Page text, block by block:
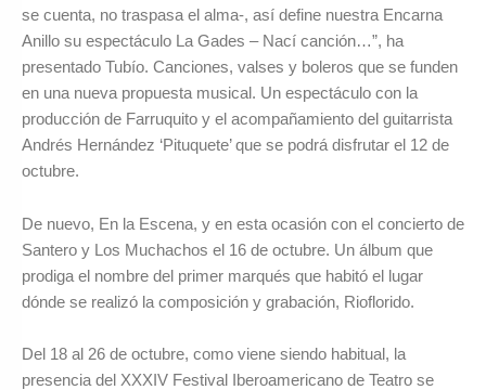
se cuenta, no traspasa el alma-, así define nuestra Encarna
Anillo su espectáculo La Gades – Nací canción…”, ha
presentado Tubío. Canciones, valses y boleros que se funden
en una nueva propuesta musical. Un espectáculo con la
producción de Farruquito y el acompañamiento del guitarrista
Andrés Hernández ‘Pituquete’ que se podrá disfrutar el 12 de
octubre.
De nuevo, En la Escena, y en esta ocasión con el concierto de
Santero y Los Muchachos el 16 de octubre. Un álbum que
prodiga el nombre del primer marqués que habitó el lugar
dónde se realizó la composición y grabación, Rioflorido.
Del 18 al 26 de octubre, como viene siendo habitual, la
presencia del XXXIV Festival Iberoamericano de Teatro se